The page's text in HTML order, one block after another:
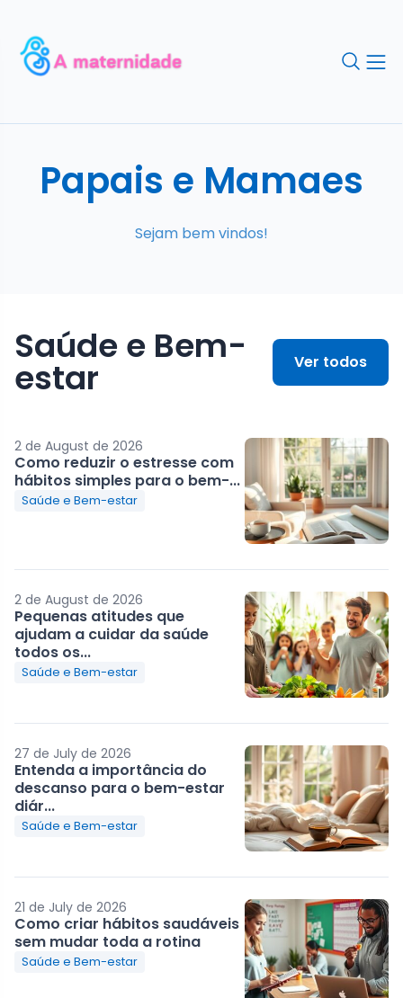
Papais e Mamaes
Sejam bem vindos!
Saúde e Bem-
estar Ver todos
2 de August de 2026
Como reduzir o estresse com
hábitos simples para o bem-...
Saúde e Bem-estar
2 de August de 2026
Pequenas atitudes que
ajudam a cuidar da saúde
todos os...
Saúde e Bem-estar
27 de July de 2026
Entenda a importância do
descanso para o bem-estar
diár...
Saúde e Bem-estar
21 de July de 2026
Como criar hábitos saudáveis
sem mudar toda a rotina
Saúde e Bem-estar